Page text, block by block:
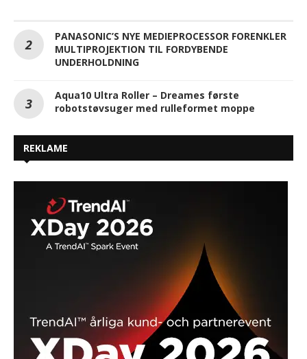
PANASONIC’S NYE MEDIEPROCESSOR FORENKLER
MULTIPROJEKTION TIL FORDYBENDE
UNDERHOLDNING
Aqua10 Ultra Roller – Dreames første
robotstøvsuger med rulleformet moppe
REKLAME